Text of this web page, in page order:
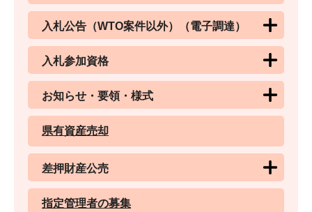
入札公告（WTO案件以外）（電子調達）
入札参加資格
お知らせ・要領・様式
県有資産売却
差押財産公売
指定管理者の募集